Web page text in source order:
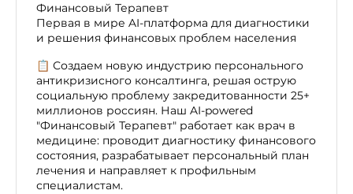
Финансовый Терапевт
Первая в мире AI-платформа для диагностики
и решения финансовых проблем населения
📋 Создаем новую индустрию персонального
антикризисного консалтинга, решая острую
социальную проблему закредитованности 25+
миллионов россиян. Наш AI-powered
"Финансовый Терапевт" работает как врач в
медицине: проводит диагностику финансового
состояния, разрабатывает персональный план
лечения и направляет к профильным
специалистам.